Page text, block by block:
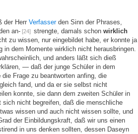
der HerrVerfasserden Sinn der Phrases,
an- [24] strengte, damals schon wirklich
zu wissen, nur eingebildet habe, er konnte ja
in dem Momente wirklich nicht herausbringen.
und anders läßt sich dieß
— daß der junge Schüler in dem
die Frage zu beantworten anfing, die
fand, und da er sie selbst nicht
konnte, sie dann dem zweiten Schüler in
nicht begreifen, daß die menschliche
wissen und auch nicht wissen sollte, und
der Einbildungskraft, daß wir uns einen
in uns denken sollten, dessen Daseyn